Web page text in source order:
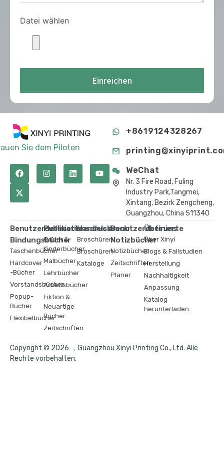
Datei wählen
Einreichen
Sie dem Piloten
+8619124328267
WeChat
Nr. 3 Fire Road, Fuling
Industry Park,Tangmei,
Xintang, Bezirk Zengcheng,
Guangzhou, China 511340
Benutzerdefinierte
Bindungsbücher
Taschenbücher
Hardcover
-Bücher
Vorstandsbücher
Popup-
Bücher
Flexibelbücher
Publikationsdruck
Kinder &
Kinderbücher
Malbücher
Lehrbücher
Arbeitsbücher
Fiktion &
Neuartige
Bücher
Zeitschriften
Handelsdruck
Broschüren
Broschüren
Kataloge
Benutzerdefinierte
Notizbücher
Notizbücher
Zeitschriften
Planer
Über uns
Über Xinyi
Blogs & Fallstudien
Herstellung
Nachhaltigkeit
Anpassung
Katalog
herunterladen
Copyright © 2026 ，Guangzhou Xinyi Printing Co., Ltd. Alle
Rechte vorbehalten.